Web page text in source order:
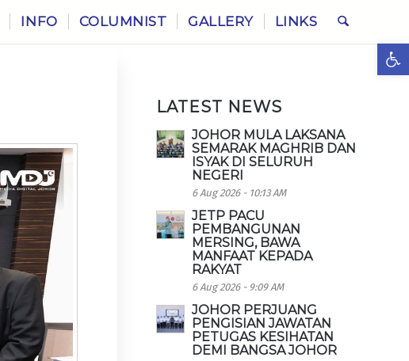
INFO COLUMNIST GALLERY LINKS
LATEST NEWS
JOHOR MULA LAKSANA
SEMARAK MAGHRIB DAN
ISYAK DI SELURUH
NEGERI
6 Aug 2026 - 10:13 AM
JETP PACU
PEMBANGUNAN
MERSING, BAWA
MANFAAT KEPADA
RAKYAT
6 Aug 2026 - 9:09 AM
JOHOR PERJUANG
PENGISIAN JAWATAN
PETUGAS KESIHATAN
DEMI BANGSA JOHOR